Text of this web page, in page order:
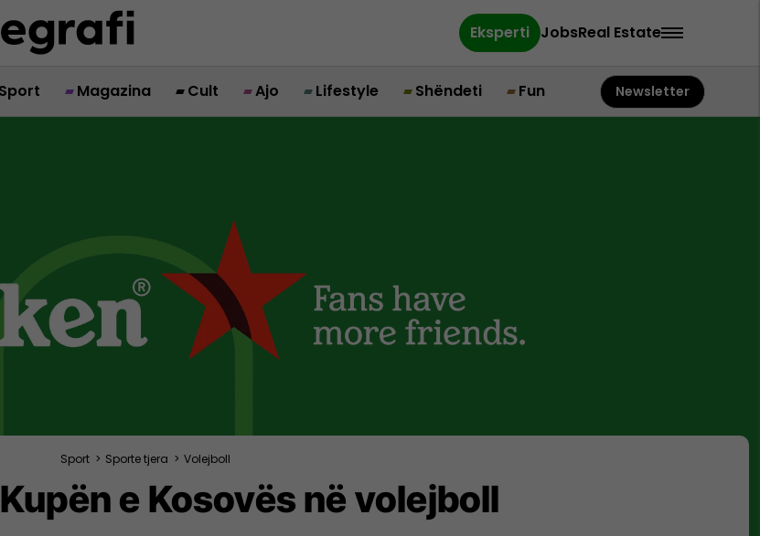
Eksperti JobsReal Estate
Sport Magazina Cult Ajo Lifestyle Shëndeti Fun Newsletter
Sport > Sporte tjera > Volejboll
e Kosovës në volejboll